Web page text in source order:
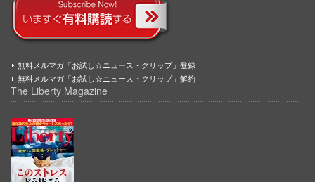
無料メルマガ「お試し☆ニュース・クリップ」登録
無料メルマガ「お試し☆ニュース・クリップ」解約
The Liberty Magazine